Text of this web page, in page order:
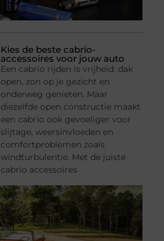
Kies de beste cabrio-
accessoires voor jouw auto
Een cabrio rijden is vrijheid: dak
open, zon op je gezicht en
onderweg genieten. Maar
diezelfde open constructie maakt
een cabrio ook gevoeliger voor
slijtage, weersinvloeden en
comfortproblemen zoals
windturbulentie. Met de juiste
cabrio accessoires